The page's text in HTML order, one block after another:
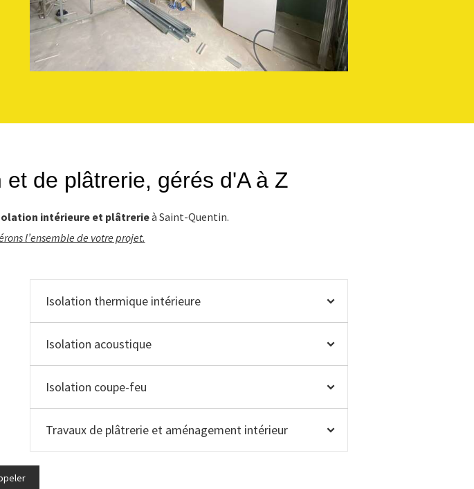
et de plâtrerie, gérés d'A à Z
intérieure et plâtrerieà Saint-Quentin.
l’ensemble de votre projet.
Isolation thermique intérieure
Isolation acoustique
Isolation coupe-feu
Travaux de plâtrerie et aménagement intérieur